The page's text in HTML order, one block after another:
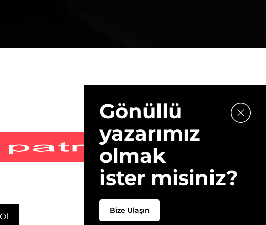
Gönüllü
yazarımız
olmak
ister misiniz?
Bize Ulaşın